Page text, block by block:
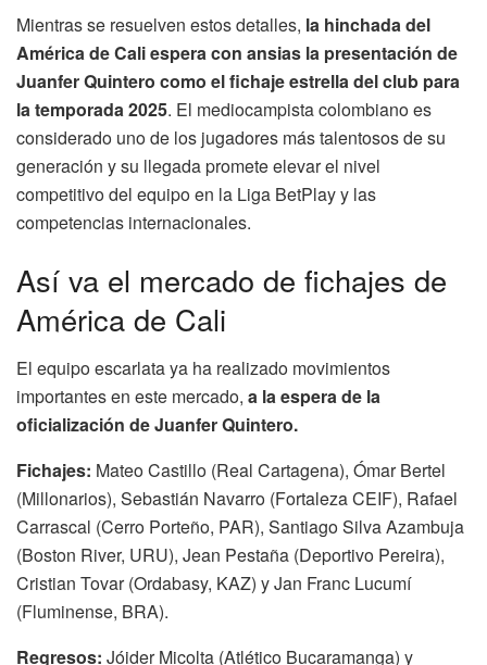
Mientras se resuelven estos detalles, la hinchada del
América de Cali espera con ansias la presentación de
Juanfer Quintero como el fichaje estrella del club para
la temporada 2025. El mediocampista colombiano es
considerado uno de los jugadores más talentosos de su
generación y su llegada promete elevar el nivel
competitivo del equipo en la Liga BetPlay y las
competencias internacionales.
Así va el mercado de fichajes de
América de Cali
El equipo escarlata ya ha realizado movimientos
importantes en este mercado, a la espera de la
oficialización de Juanfer Quintero.
Fichajes: Mateo Castillo (Real Cartagena), Ómar Bertel
(Millonarios), Sebastián Navarro (Fortaleza CEIF), Rafael
Carrascal (Cerro Porteño, PAR), Santiago Silva Azambuja
(Boston River, URU), Jean Pestaña (Deportivo Pereira),
Cristian Tovar (Ordabasy, KAZ) y Jan Franc Lucumí
(Fluminense, BRA).
Regresos: Jóider Micolta (Atlético Bucaramanga) y